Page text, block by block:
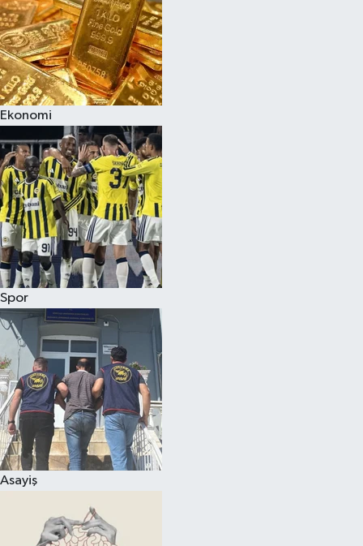
Ekonomi
Spor
Asayiş
Magazin